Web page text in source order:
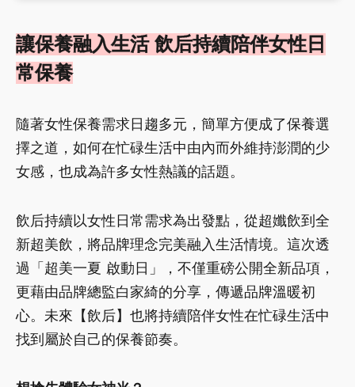
讓保養融入生活 飲后持續陪伴女性日
常保養
隨著女性保養需求日趨多元，簡單方便成了保養選
擇之道，如何在忙碌生活中由內而外維持澎潤的少
女感，也成為許多女性熱議的話題。
飲后持續以女性日常需求為出發點，從超孅飲到全
新超美飲，將品牌理念完美融入生活情境。這次透
過「超美一夏 啟動日」，不僅重磅公開全新品項，
更藉由品牌總監白家綺的分享，傳遞品牌溫暖初
心。未來【飲后】也將持續陪伴女性在忙碌生活中
找到屬於自己的保養節奏。